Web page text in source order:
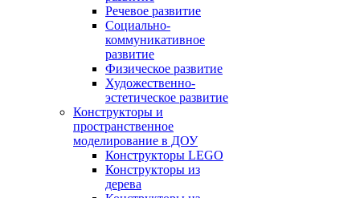
Речевое развитие
Социально-
коммуникативное
развитие
Физическое развитие
Художественно-
эстетическое развитие
Конструкторы и
пространственное
моделирование в ДОУ
Конструкторы LEGO
Конструкторы из
дерева